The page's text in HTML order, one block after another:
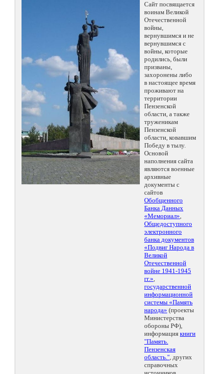
Сайт посвящается
воинам Великой
Отечественной
войны,
вернувшимся и не
вернувшимся с
войны, которые
родились, были
призваны,
захоронены либо
в настоящее время
проживают на
территории
Пензенской
области, а также
труженикам
Пензенской
области, ковавшим
Победу в тылу.
Основой
наполнения сайта
являются военные
архивные
документы с
сайтов
Обобщенного
Банка Данных
«Мемориал»,
Общедоступного
электронного
банка документов
«Подвиг Народа в
Великой
Отечественной
войне 1941-1945
гг.»,
государственной
информационной
системы «Память
народа» (проекты
Министерства
обороны РФ),
информация книги
"Память.
Пензенская
область.", других
справочных